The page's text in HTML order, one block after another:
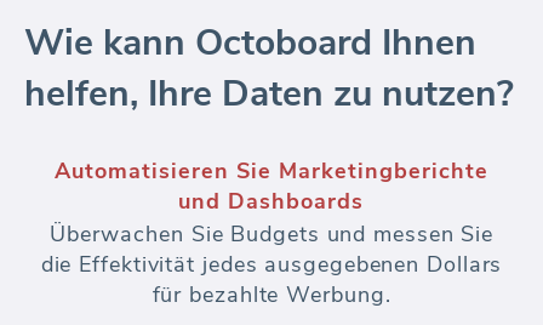
Wie kann Octoboard Ihnen
helfen, Ihre Daten zu nutzen?
SEO Keyword-Rank-Analyse - über mehrere
Standorte, Sprachen und Domains hinweg.
Verfolgen Sie Änderungen der Keyword-
Position im Laufe der Zeit. Fügen Sie der
automatisierten Berichterstellung und dem